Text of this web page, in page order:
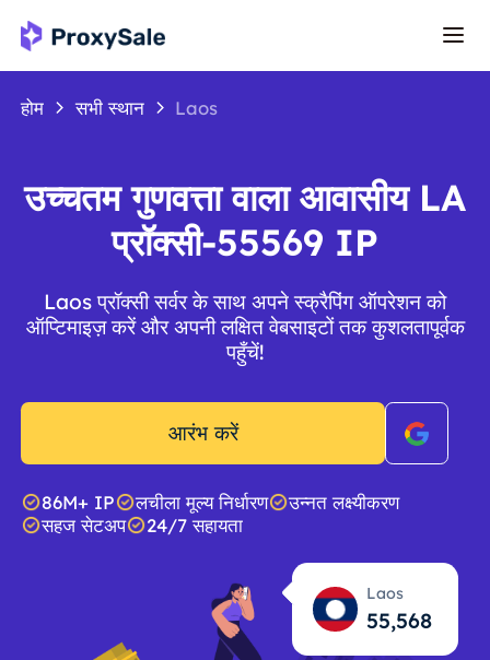
होम सभी स्थान Laos
उच्चतम गुणवत्ता वाला आवासीय LA
प्रॉक्सी-55569 IP
Laos प्रॉक्सी सर्वर के साथ अपने स्क्रैपिंग ऑपरेशन को
ऑप्टिमाइज़ करें और अपनी लक्षित वेबसाइटों तक कुशलतापूर्वक
पहुँचें!
आरंभ करें
86M+ IP लचीला मूल्य निर्धारण
उन्नत लक्ष्यीकरण
सहज सेटअप
24/7 सहायता
Laos
55,569